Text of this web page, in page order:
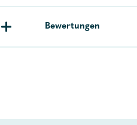
Bewertungen